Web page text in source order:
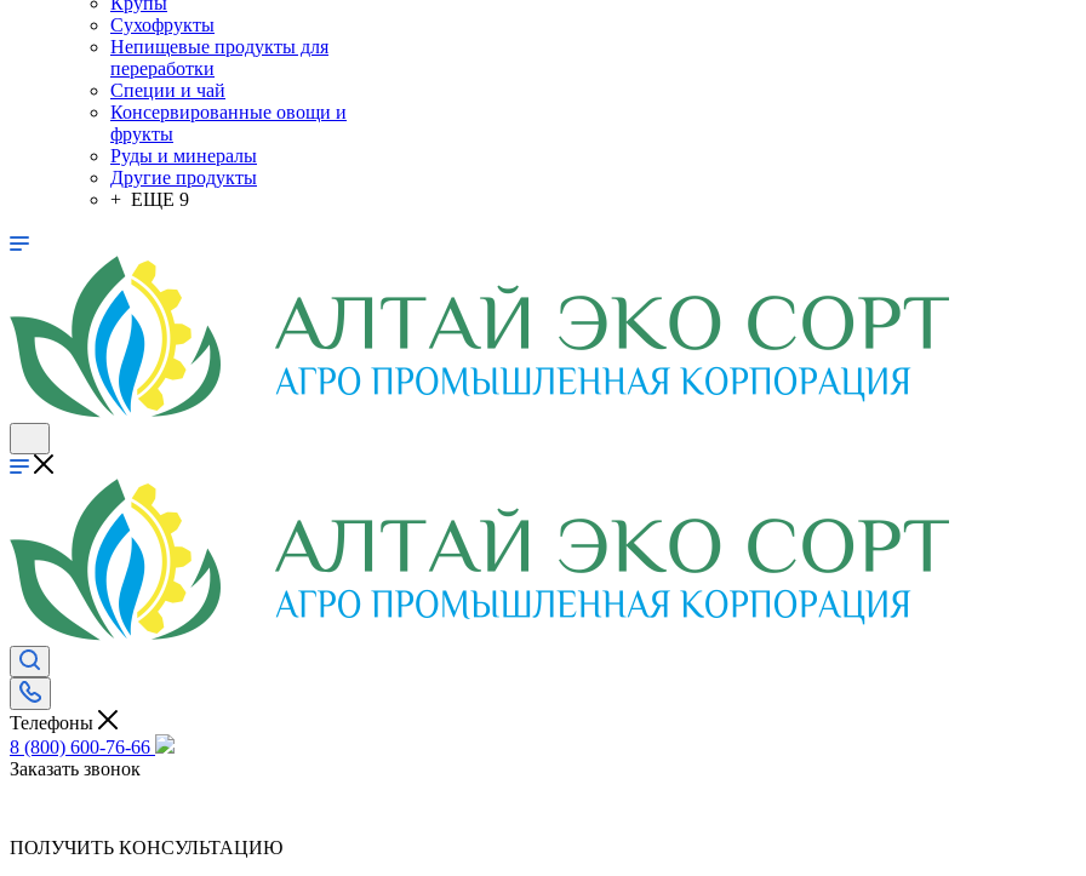
Сухофрукты
Непищевые продукты для
переработки
Специи и чай
Консервированные овощи и
фрукты
Руды и минералы
Другие продукты
+ ЕЩЕ 9
Телефоны
8 (800) 600-76-66
Заказать звонок
ПОЛУЧИТЬ КОНСУЛЬТАЦИЮ